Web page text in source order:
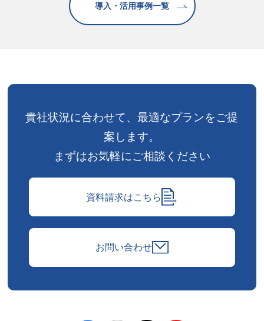
導入・活用事例一覧
貴社状況に合わせて、最適なプランをご提
案します。
まずはお気軽にご相談ください
資料請求はこちら
お問い合わせ